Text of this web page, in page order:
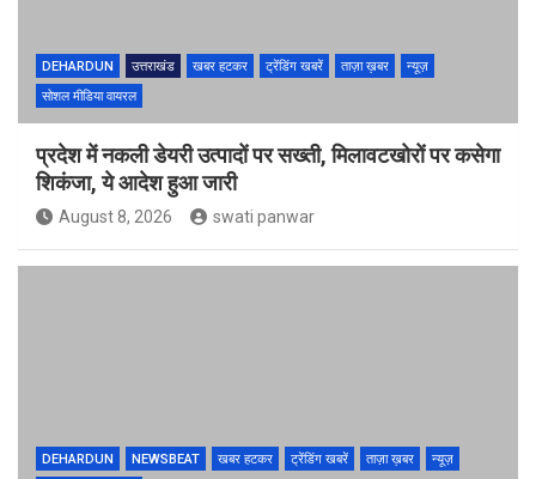
DEHARDUN उत्तराखंड खबर हटकर ट्रेंडिंग खबरें ताज़ा ख़बर
न्यूज़
सोशल मीडिया वायरल
प्रदेश में नकली डेयरी उत्पादों पर सख्ती, मिलावटखोरों पर कसेगा
शिकंजा, ये आदेश हुआ जारी
August 8, 2026 swati panwar
DEHARDUN NEWSBEAT खबर हटकर ट्रेंडिंग खबरें ताज़ा ख़बर
न्यूज़